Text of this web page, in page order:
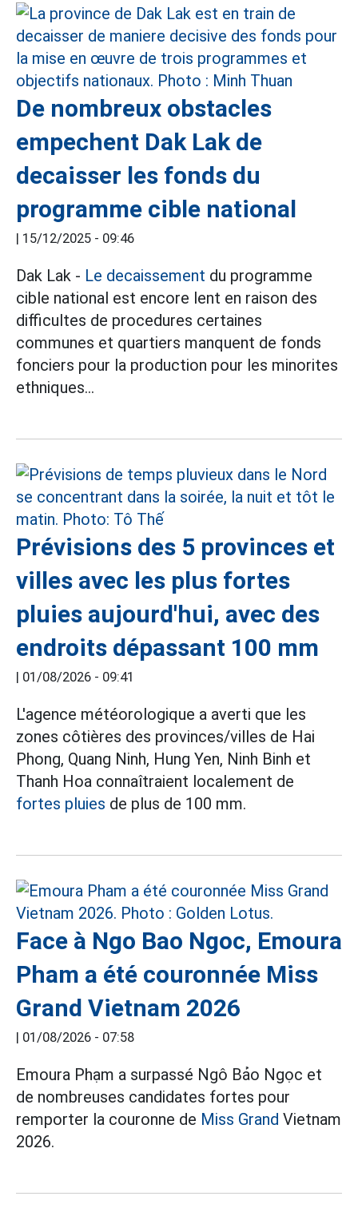
De nombreux obstacles
empechent Dak Lak de
decaisser les fonds du
programme cible national
| 15/12/2025 - 09:46
Dak Lak - Le decaissement du programme
cible national est encore lent en raison des
difficultes de procedures certaines
communes et quartiers manquent de fonds
fonciers pour la production pour les minorites
ethniques...
Prévisions des 5 provinces et
villes avec les plus fortes
pluies aujourd'hui, avec des
endroits dépassant 100 mm
| 01/08/2026 - 09:41
L'agence météorologique a averti que les
zones côtières des provinces/villes de Hai
Phong, Quang Ninh, Hung Yen, Ninh Binh et
Thanh Hoa connaîtraient localement de
fortes pluies de plus de 100 mm.
Face à Ngo Bao Ngoc, Emoura
Pham a été couronnée Miss
Grand Vietnam 2026
| 01/08/2026 - 07:58
Emoura Phạm a surpassé Ngô Bảo Ngọc et
de nombreuses candidates fortes pour
remporter la couronne de Miss Grand Vietnam
2026.